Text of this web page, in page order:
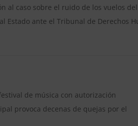
al caso sobre el ruido de los vuelos
Estado ante el Tribunal de Derechos